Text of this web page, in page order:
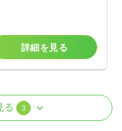
詳細を見る
る 3